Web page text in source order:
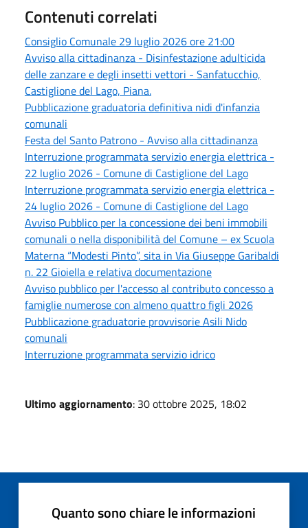
Contenuti correlati
Consiglio Comunale 29 luglio 2026 ore 21:00
Avviso alla cittadinanza - Disinfestazione adulticida
delle zanzare e degli insetti vettori - Sanfatucchio,
Castiglione del Lago, Piana.
Pubblicazione graduatoria definitiva nidi d'infanzia
comunali
Festa del Santo Patrono - Avviso alla cittadinanza
Interruzione programmata servizio energia elettrica -
22 luglio 2026 - Comune di Castiglione del Lago
Interruzione programmata servizio energia elettrica -
24 luglio 2026 - Comune di Castiglione del Lago
Avviso Pubblico per la concessione dei beni immobili
comunali o nella disponibilità del Comune – ex Scuola
Materna “Modesti Pinto”, sita in Via Giuseppe Garibaldi
n. 22 Gioiella e relativa documentazione
Avviso pubblico per l'accesso al contributo concesso a
famiglie numerose con almeno quattro figli 2026
Pubblicazione graduatorie provvisorie Asili Nido
comunali
Interruzione programmata servizio idrico
Ultimo aggiornamento: 30 ottobre 2025, 18:02
Quanto sono chiare le informazioni